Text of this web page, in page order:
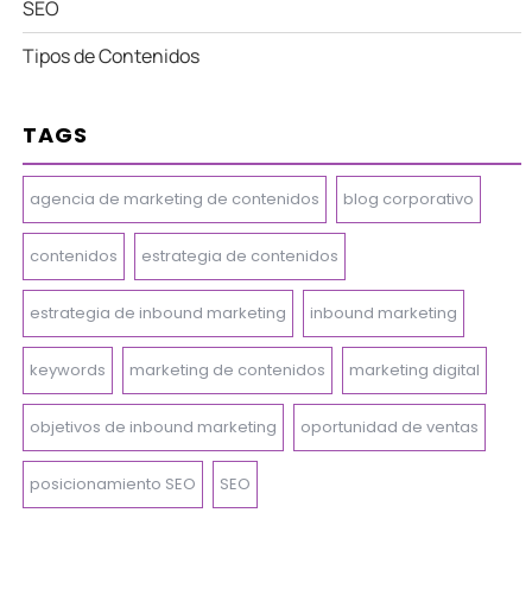
SEO
Tipos de Contenidos
TAGS
agencia de marketing de contenidos blog corporativo
contenidos estrategia de contenidos
estrategia de inbound marketing inbound marketing
keywords marketing de contenidos marketing digital
objetivos de inbound marketing oportunidad de ventas
posicionamiento SEO SEO